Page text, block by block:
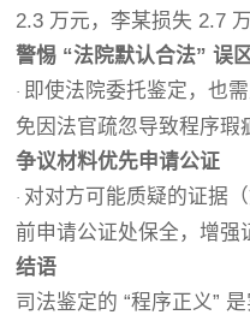
2.3 万元，李某损失 2.7 万
警惕 “法院默认合法” 误
· 即使法院委托鉴定，也
免因法官疏忽导致程序瑕
争议材料优先申请公证
· 对对方可能质疑的证据
前申请公证处保全，增强
结语
司法鉴定的 “程序正义”